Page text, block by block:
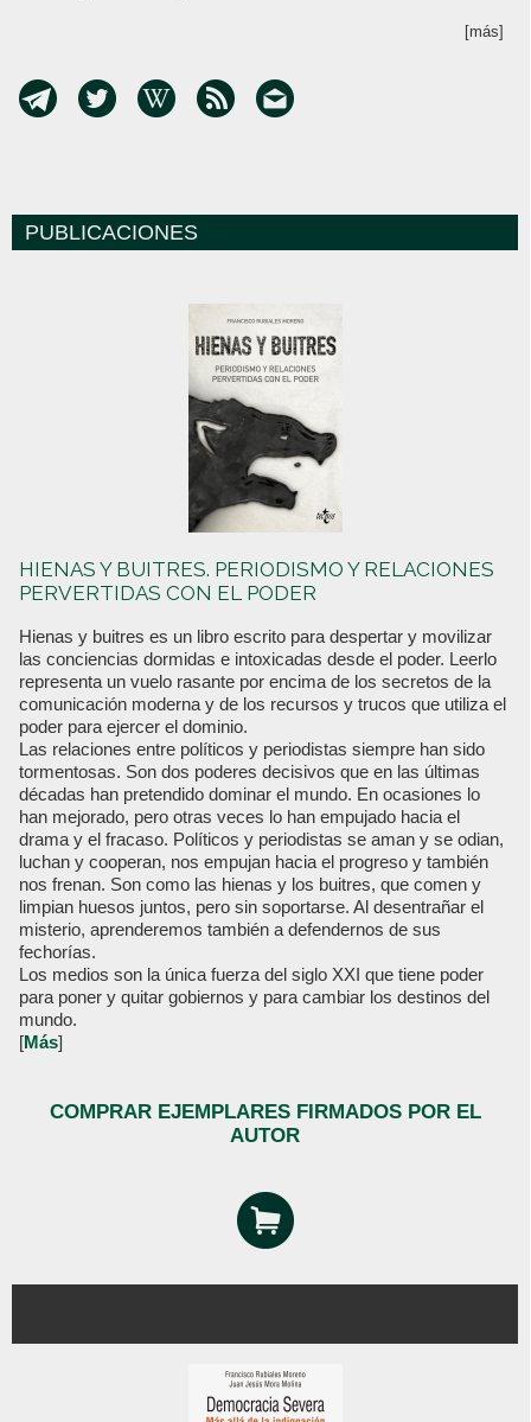
[más]
PUBLICACIONES
HIENAS Y BUITRES. PERIODISMO Y RELACIONES
PERVERTIDAS CON EL PODER
Hienas y buitres es un libro escrito para despertar y movilizar
las conciencias dormidas e intoxicadas desde el poder. Leerlo
representa un vuelo rasante por encima de los secretos de la
comunicación moderna y de los recursos y trucos que utiliza el
poder para ejercer el dominio.
Las relaciones entre políticos y periodistas siempre han sido
tormentosas. Son dos poderes decisivos que en las últimas
décadas han pretendido dominar el mundo. En ocasiones lo
han mejorado, pero otras veces lo han empujado hacia el
drama y el fracaso. Políticos y periodistas se aman y se odian,
luchan y cooperan, nos empujan hacia el progreso y también
nos frenan. Son como las hienas y los buitres, que comen y
limpian huesos juntos, pero sin soportarse. Al desentrañar el
misterio, aprenderemos también a defendernos de sus
fechorías.
Los medios son la única fuerza del siglo XXI que tiene poder
para poner y quitar gobiernos y para cambiar los destinos del
mundo.
[Más]
COMPRAR EJEMPLARES FIRMADOS POR EL
AUTOR